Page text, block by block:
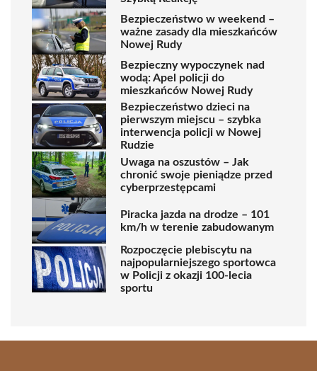
Bezpieczeństwo w weekend –
ważne zasady dla mieszkańców
Nowej Rudy
Bezpieczny wypoczynek nad
wodą: Apel policji do
mieszkańców Nowej Rudy
Bezpieczeństwo dzieci na
pierwszym miejscu – szybka
interwencja policji w Nowej
Rudzie
Uwaga na oszustów – Jak
chronić swoje pieniądze przed
cyberprzestępcami
Piracka jazda na drodze – 101
km/h w terenie zabudowanym
Rozpoczęcie plebiscytu na
najpopularniejszego sportowca
w Policji z okazji 100-lecia
sportu